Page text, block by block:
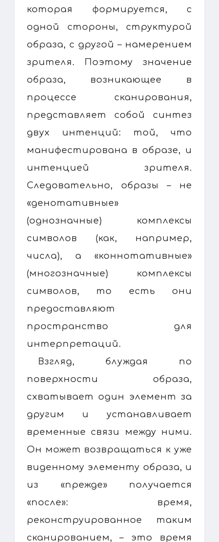
которая формируется, с
одной стороны, структурой
образа, с другой – намерением
зрителя. Поэтому значение
образа, возникающее в
процессе сканирования,
представляет собой синтез
двух интенций: той, что
манифестирована в образе, и
интенцией зрителя.
Следовательно, образы – не
«денотативные»
(однозначные) комплексы
символов (как, например,
числа), а «коннотативные»
(многозначные) комплексы
символов, то есть они
предоставляют
пространство для
интерпретаций.
Взгляд, блуждая по
поверхности образа,
схватывает один элемент за
другим и устанавливает
временные связи между ними.
Он может возвращаться к уже
виденному элементу образа, и
из «прежде» получается
«после»: время,
реконструированное таким
сканированием, – это время